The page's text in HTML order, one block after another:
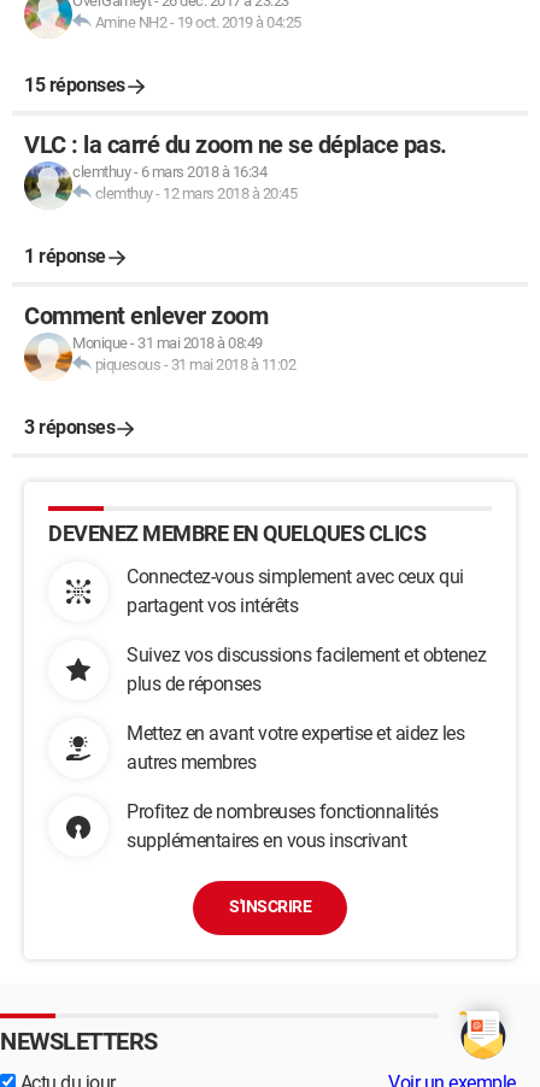
Amine NH2- 19 oct. 2019 à 04:25
15 réponses
VLC : la carré du zoom ne se déplace pas.
clemthuy- 6 mars 2018 à 16:34
clemthuy- 12 mars 2018 à 20:45
1 réponse
Comment enlever zoom
Monique- 31 mai 2018 à 08:49
piquesous - 31 mai 2018 à 11:02
3 réponses
DEVENEZ MEMBRE EN QUELQUES CLICS
Connectez-vous simplement avec ceux qui
partagent vos intérêts
Suivez vos discussions facilement et obtenez
plus de réponses
Mettez en avant votre expertise et aidez les
autres membres
Profitez de nombreuses fonctionnalités
supplémentaires en vous inscrivant
S'INSCRIRE
NEWSLETTERS